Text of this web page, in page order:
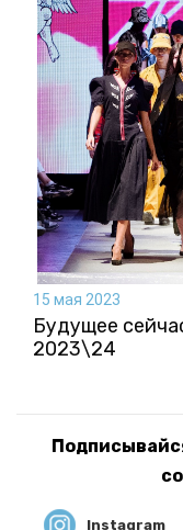
15 мая 2023
Будущее
2023\24
Instagram